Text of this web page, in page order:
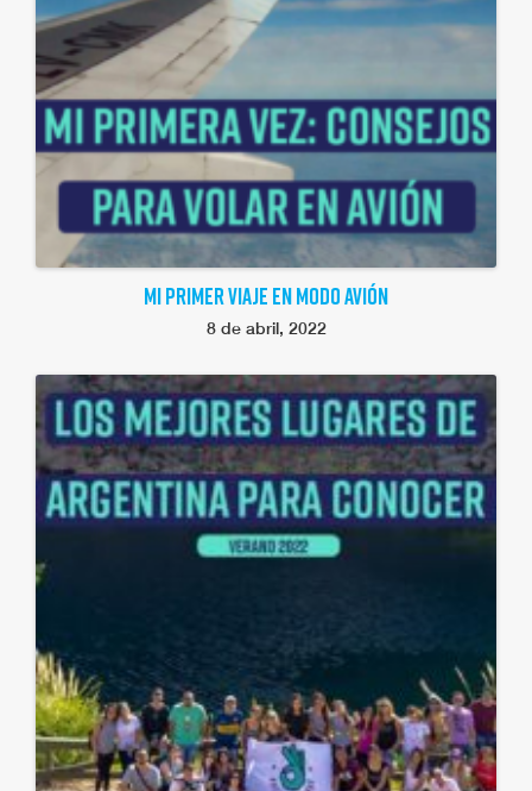
MI PRIMER VIAJE EN MODO AVIÓN
8 de abril, 2022